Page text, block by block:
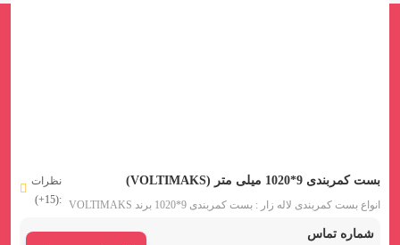
بست کمربندی 9*1020 میلی متر (VOLTIMAKS)
انواع بست کمربندی لاله زار : بست کمربندی 9*1020 برند VOLTIMAKS
دسته از انواع بست پلاستیکی که بست زیپی نیز نامیده می شود، از جنس
نظرات
:(15+)
شماره تماس